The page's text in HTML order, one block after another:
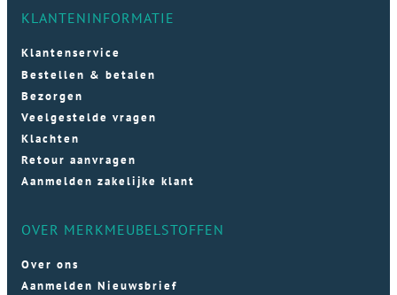
KLANTENINFORMATIE
Klantenservice
Bestellen & betalen
Bezorgen
Veelgestelde vragen
Klachten
Retour aanvragen
Aanmelden zakelijke klant
OVER MERKMEUBELSTOFFEN
Over ons
Aanmelden Nieuwsbrief